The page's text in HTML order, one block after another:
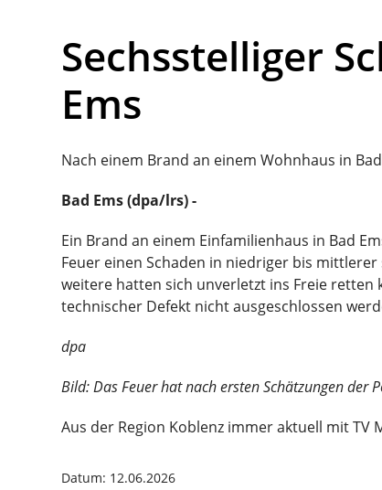
Sechsstelliger
Ems
Nach einem Brand an einem Wohnhaus in
Bad Ems (dpa/lrs) -
Ein Brand an einem Einfamilienhaus in Bad
Feuer einen Schaden in niedriger bis
weitere hatten sich unverletzt ins Freie retten
technischer Defekt nicht ausgeschlossen
dpa
Bild: Das Feuer hat nach ersten Schätzungen
Aus der Region Koblenz immer aktuell mit TV
Datum: 12.06.2026